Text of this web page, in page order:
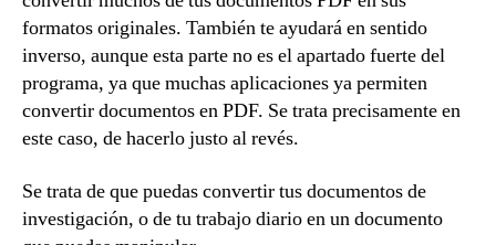
formatos originales. También te ayudará en sentido
inverso, aunque esta parte no es el apartado fuerte del
programa, ya que muchas aplicaciones ya permiten
convertir documentos en PDF. Se trata precisamente en
este caso, de hacerlo justo al revés.
Se trata de que puedas convertir tus documentos de
investigación, o de tu trabajo diario en un documento